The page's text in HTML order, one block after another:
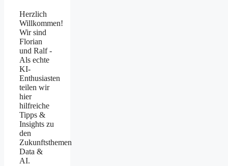
Herzlich
Willkommen!
Wir sind
Florian
und Ralf -
Als echte
KI-
Enthusiasten
teilen wir
hier
hilfreiche
Tipps &
Insights zu
den
Zukunftsthemen
Data &
AI.